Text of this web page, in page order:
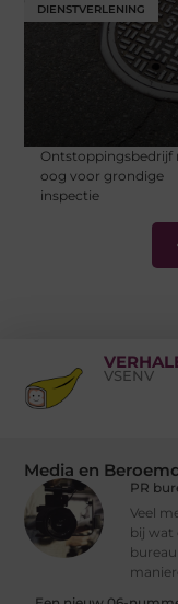
DIENSTVERLENING
Ontstoppingsbedrijf
oog voor grondige
inspectie
VSENV
Media en
PR
Veel
bij wat